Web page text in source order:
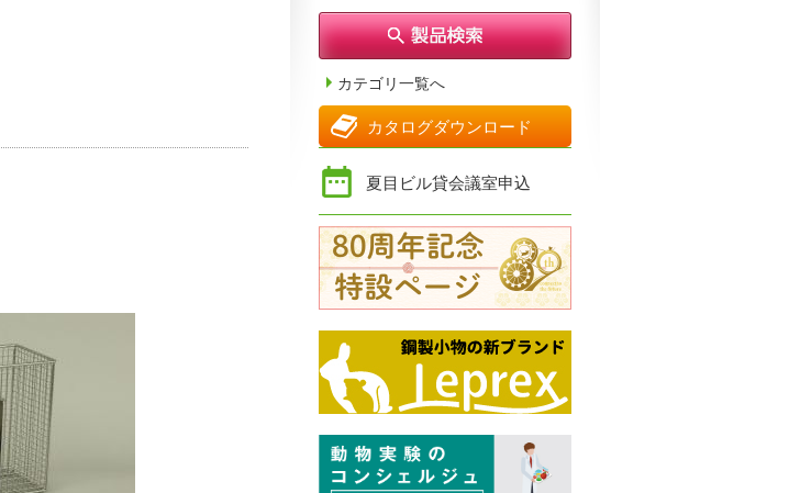
カテゴリ一覧へ
カタログダウンロード
夏目ビル貸会議室申込